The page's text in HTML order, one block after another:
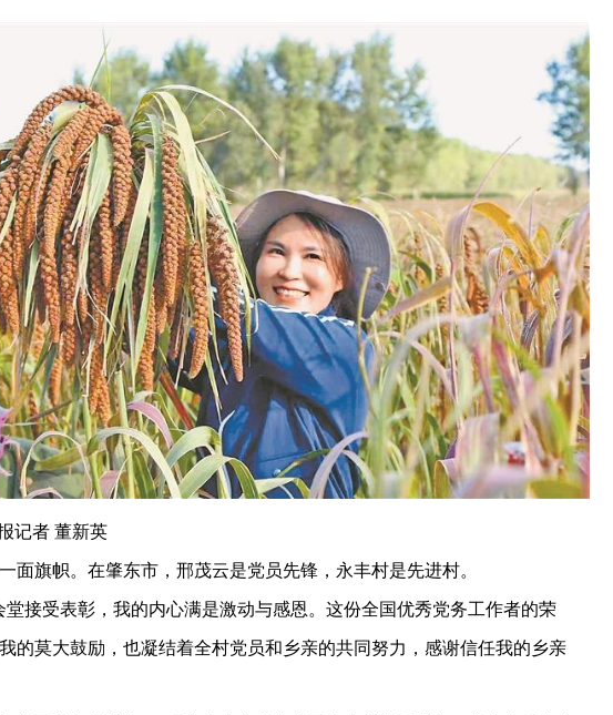
记者 董新英
面旗帜。在肇东市，邢茂云是党员先锋，永丰村是先进村。
堂接受表彰，我的内心满是激动与感恩。这份全国优秀党务工作者的荣
的莫大鼓励，也凝结着全村党员和乡亲的共同努力，感谢信任我的乡亲